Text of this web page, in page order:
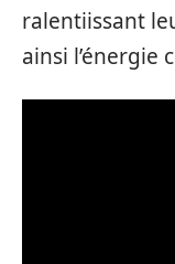
ralentiissant
ainsi l’énergie